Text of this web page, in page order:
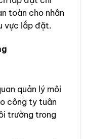
toàn cho nhân
vực lắp đặt.
quản lý môi
công ty tuân
trường trong